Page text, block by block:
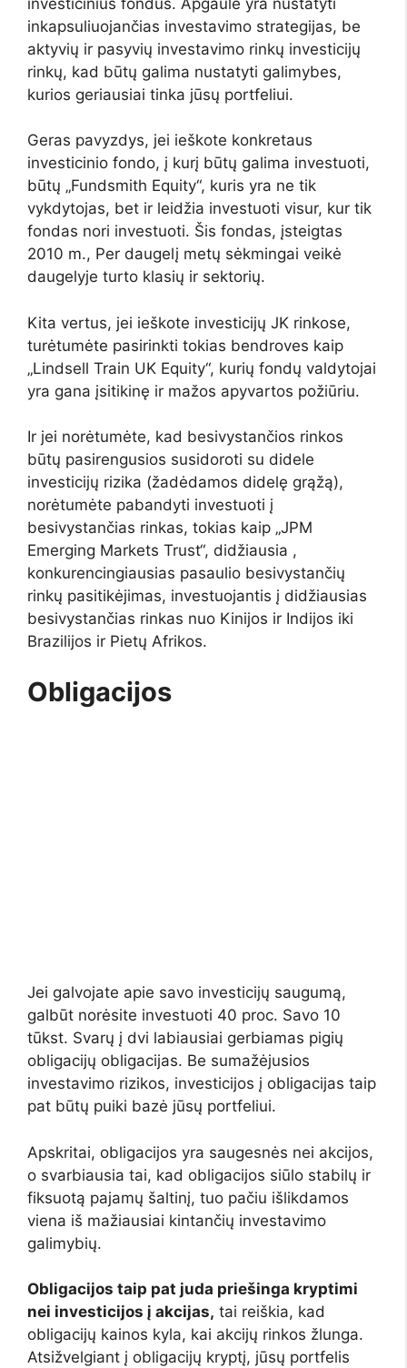
inkapsuliuojančias investavimo strategijas, be
aktyvių ir pasyvių investavimo rinkų investicijų
rinkų, kad būtų galima nustatyti galimybes,
kurios geriausiai tinka jūsų portfeliui.
Geras pavyzdys, jei ieškote konkretaus
investicinio fondo, į kurį būtų galima investuoti,
būtų „Fundsmith Equity“, kuris yra ne tik
vykdytojas, bet ir leidžia investuoti visur, kur tik
fondas nori investuoti. Šis fondas, įsteigtas
2010 m., Per daugelį metų sėkmingai veikė
daugelyje turto klasių ir sektorių.
Kita vertus, jei ieškote investicijų JK rinkose,
turėtumėte pasirinkti tokias bendroves kaip
„Lindsell Train UK Equity“, kurių fondų valdytojai
yra gana įsitikinę ir mažos apyvartos požiūriu.
Ir jei norėtumėte, kad besivystančios rinkos
būtų pasirengusios susidoroti su didele
investicijų rizika (žadėdamos didelę grąžą),
norėtumėte pabandyti investuoti į
besivystančias rinkas, tokias kaip „JPM
Emerging Markets Trust“, didžiausia ,
konkurencingiausias pasaulio besivystančių
rinkų pasitikėjimas, investuojantis į didžiausias
besivystančias rinkas nuo Kinijos ir Indijos iki
Brazilijos ir Pietų Afrikos.
Obligacijos
Jei galvojate apie savo investicijų saugumą,
galbūt norėsite investuoti 40 proc. Savo 10
tūkst. Svarų į dvi labiausiai gerbiamas pigių
obligacijų obligacijas. Be sumažėjusios
investavimo rizikos, investicijos į obligacijas taip
pat būtų puiki bazė jūsų portfeliui.
Apskritai, obligacijos yra saugesnės nei akcijos,
o svarbiausia tai, kad obligacijos siūlo stabilų ir
fiksuotą pajamų šaltinį, tuo pačiu išlikdamos
viena iš mažiausiai kintančių investavimo
galimybių.
Obligacijos taip pat juda priešinga kryptimi
nei investicijos į akcijas, tai reiškia, kad
obligacijų kainos kyla, kai akcijų rinkos žlunga.
Atsižvelgiant į obligacijų kryptį, jūsų portfelis